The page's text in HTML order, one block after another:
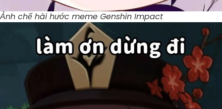
Ảnh chế hài hước meme Genshin Impact